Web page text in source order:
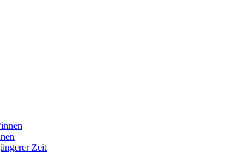
Zeit